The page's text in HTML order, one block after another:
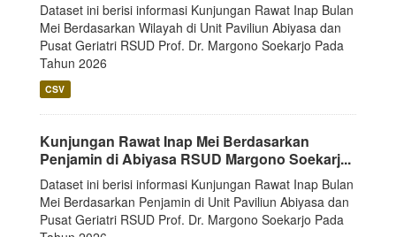
Dataset ini berisi informasi Kunjungan Rawat Inap Bulan
Mei Berdasarkan Wilayah di Unit Paviliun Abiyasa dan
Pusat Geriatri RSUD Prof. Dr. Margono Soekarjo Pada
Tahun 2026
CSV
Kunjungan Rawat Inap Mei Berdasarkan
Penjamin di Abiyasa RSUD Margono Soekarj...
Dataset ini berisi informasi Kunjungan Rawat Inap Bulan
Mei Berdasarkan Penjamin di Unit Paviliun Abiyasa dan
Pusat Geriatri RSUD Prof. Dr. Margono Soekarjo Pada